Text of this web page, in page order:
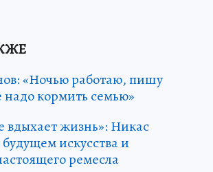
«Ночью работаю, пишу
кормить семью»
вдыхает жизнь»: Никас
искусства и
ремесла